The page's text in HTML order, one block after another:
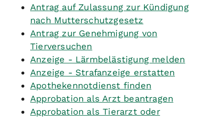
Antrag auf Zulassung zur Kündigung
nach Mutterschutzgesetz
Antrag zur Genehmigung von
Tierversuchen
Anzeige - Lärmbelästigung melden
Anzeige - Strafanzeige erstatten
Apothekennotdienst finden
Approbation als Arzt beantragen
Approbation als Tierarzt oder